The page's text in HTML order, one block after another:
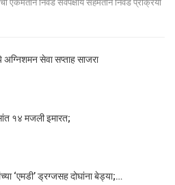
सेवा सप्ताह साजरा
१४ मजली इमारत;
‘एमडी’ ड्रग्जसह दोघांना बेड्या;…